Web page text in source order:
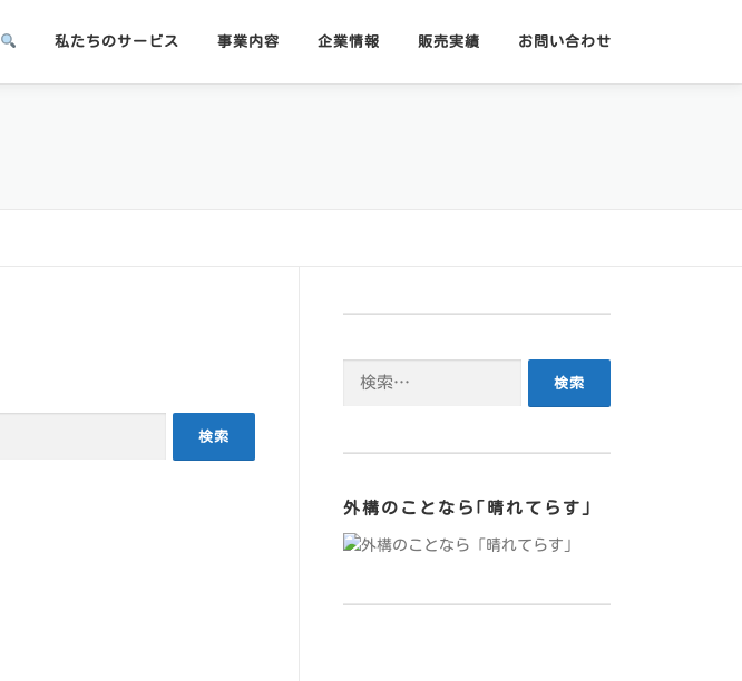
私たちのサービス 事業内容 企業情報 販売実績 お問い合わせ
外構のことなら｢晴れてらす｣